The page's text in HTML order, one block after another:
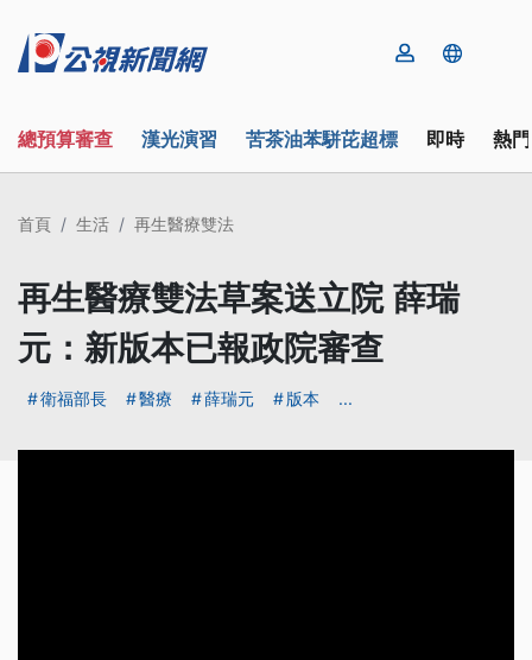
總預算審查 漢光演習 苦茶油苯駢芘超標 即時 熱
首頁 生活 再生醫療雙法
再生醫療雙法草案送立院 薛瑞
元：新版本已報政院審查
衛福部長 醫療 薛瑞元 版本 ...